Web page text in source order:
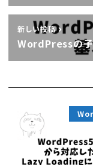
新しい投稿
WordPressの